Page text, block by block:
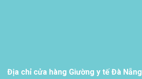
Địa chỉ cửa hàng Giường y tế Đà Nẵng